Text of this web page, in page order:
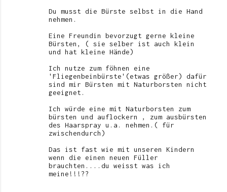
Du musst die Bürste selbst in die Hand
nehmen.
Eine Freundin bevorzugt gerne kleine
Bürsten, ( sie selber ist auch klein
und hat kleine Hände)
Ich nutze zum föhnen eine
'Fliegenbeinbürste'(etwas größer) dafür
sind mir Bürsten mit Naturborsten nicht
geeignet.
Ich würde eine mit Naturborsten zum
bürsten und auflockern , zum ausbürsten
des Haarspray u.a. nehmen.( für
zwischendurch)
Das ist fast wie mit unseren Kindern
wenn die einen neuen Füller
brauchten....du weisst was ich
meine!!!??